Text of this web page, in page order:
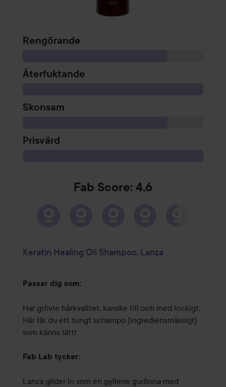
Rengörande
Återfuktande
Skonsam
Prisvärd
Fab Score: 4,6
Keratin Healing Oil Shampoo, Lanza
Passar dig som:
Har grövre hårkvalitet, kanske till och med lockigt.
Här får du ett tungt schampo (ingrediensmässigt)
som känns lätt!
Fab Lab tycker:
Lanza glider in som en gyllene gudinna med